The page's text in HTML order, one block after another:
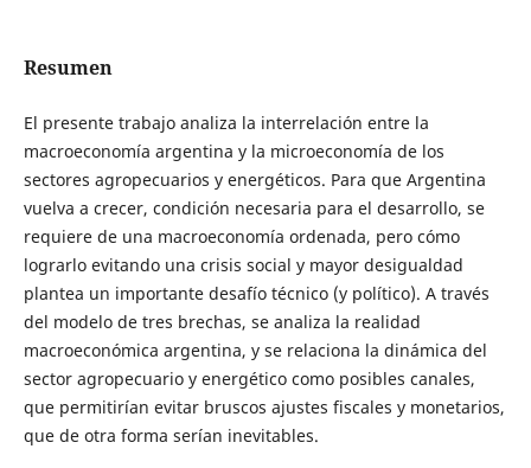
Resumen
El presente trabajo analiza la interrelación entre la
macroeconomía argentina y la microeconomía de los
sectores agropecuarios y energéticos. Para que Argentina
vuelva a crecer, condición necesaria para el desarrollo, se
requiere de una macroeconomía ordenada, pero cómo
lograrlo evitando una crisis social y mayor desigualdad
plantea un importante desafío técnico (y político). A través
del modelo de tres brechas, se analiza la realidad
macroeconómica argentina, y se relaciona la dinámica del
sector agropecuario y energético como posibles canales,
que permitirían evitar bruscos ajustes fiscales y monetarios,
que de otra forma serían inevitables.